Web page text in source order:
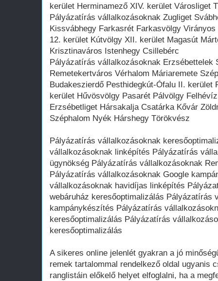
kerület Herminamező XIV. kerület Városliget
Pályázatírás vállalkozásoknak Zugliget
Kissvábhegy Farkasrét Farkasvölgy
12. kerület Kútvölgy XII. kerület Magasút
Krisztinaváros Istenhegy Csillebérc
Pályázatírás vállalkozásoknak Erzsébettelek
Remetekertváros Vérhalom Máriaremete
Budakeszierdő Pesthidegkút-Ófalu II. kerület
kerület Hűvösvölgy Pasarét Pálvölgy
Erzsébetliget Hársakalja Csatárka Kővár
Széphalom Nyék Hárshegy Törökvész
Pályázatírás vállalkozásoknak
vállalkozásoknak linképítés Pályázatírás
ügynökség Pályázatírás vállalkozásoknak
Pályázatírás vállalkozásoknak Google
vállalkozásoknak havidíjas linképítés
webáruház keresőoptimalizálás Pályázatírás
kampánykészítés Pályázatírás
keresőoptimalizálás Pályázatírás
keresőoptimalizálás
A sikeres online jelenlét gyakran a jó
remek tartalommal rendelkező oldal ugyanis
ranglistáin előkelő helyet elfoglalni, ha a